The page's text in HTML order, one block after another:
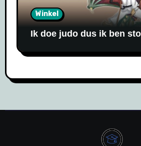
Winkel
Ik doe judo dus ik ben